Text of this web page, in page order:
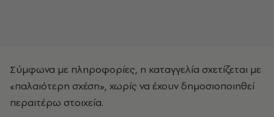
Σύμφωνα με πληροφορίες, η καταγγελία σχετίζεται με
«παλαιότερη σχέση», χωρίς να έχουν δημοσιοποιηθεί
περαιτέρω στοιχεία.